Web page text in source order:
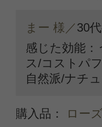
まー 様／30
感じた効能
ス/コストパ
自然派/ナチ
購入品：
ロー